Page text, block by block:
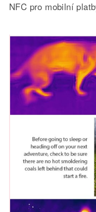
NFC pro mobilní